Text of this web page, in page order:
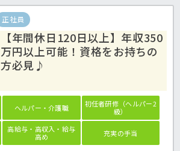
正社員
【年間休日120日以上】年収350
万円以上可能！資格をお持ちの
方必見♪
ヘルパー・介護職
初任者研修（ヘルパー2
級）
高給与・高収入・給与
高め
充実の手当